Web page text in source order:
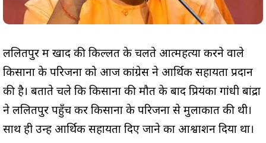
ललितपुर में खाद की किल्लत के चलते आत्महत्या करने वाले
किसानों के परिजनों को आज कांग्रेस ने आर्थिक सहायता प्रदान
की है। बताते चले कि किसानों की मौत के बाद प्रियंका गांधी बांद्रा
ने ललितपुर पहुँच कर किसानों के परिजनों से मुलाकात की थी।
साथ ही उन्हें आर्थिक सहायता दिए जाने का आश्वाशन दिया था।